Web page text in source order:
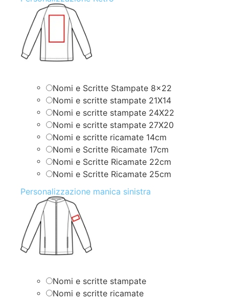
Nomi e Scritte Stampate 8×22
Nomi e scritte stampate 21X14
Nomi e scritte stampate 24X22
Nomi e scritte stampate 27X20
Nomi e scritte ricamate 14cm
Nomi e Scritte Ricamate 17cm
Nomi e Scritte Ricamate 22cm
Nomi e Scritte Ricamate 25cm
Personalizzazione manica sinistra
Nomi e scritte stampate
Nomi e scritte ricamate